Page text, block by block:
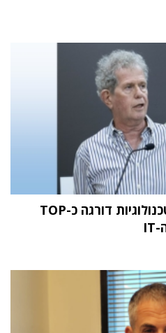
מחקר STKI השנתי: וואן טכנולוגיות דורגה כ-TOP